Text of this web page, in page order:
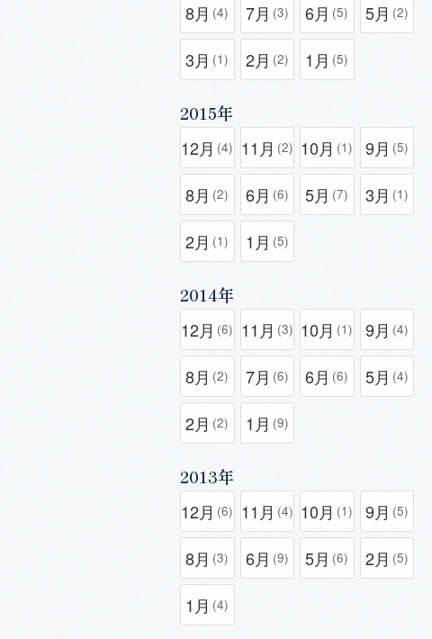
8月 (4) 7月 (3) 6月 (5) 5月 (2)
3月 (1) 2月 (2) 1月 (5)
2015年
12月 (4) 11月 (2) 10月 (1) 9月 (5)
8月 (2) 6月 (6) 5月 (7) 3月 (1)
2月 (1) 1月 (5)
2014年
12月 (6) 11月 (3) 10月 (1) 9月 (4)
8月 (2) 7月 (6) 6月 (6) 5月 (4)
2月 (2) 1月 (9)
2013年
12月 (6) 11月 (4) 10月 (1) 9月 (5)
8月 (3) 6月 (9) 5月 (6) 2月 (5)
1月 (4)